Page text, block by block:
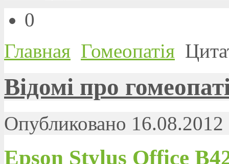
0
Главная Гомеопатія
Відомі про
Опубликовано
Epson Stylus Office